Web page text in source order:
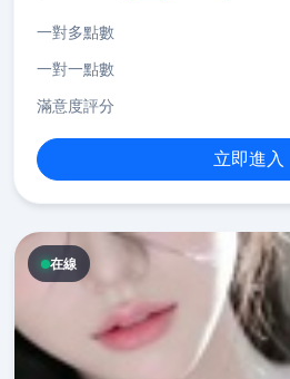
一對多點數
一對一點數
滿意度評分
立即進入
在線